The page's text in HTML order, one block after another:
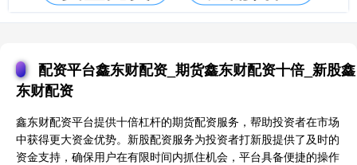
配资平台鑫东财配资_期货鑫东财配资十倍_新股鑫
东财配资
鑫东财配资平台提供十倍杠杆的期货配资服务，帮助投资者在市场
中获得更大资金优势。新股配资服务为投资者打新股提供了及时的
资金支持，确保用户在有限时间内抓住机会，平台具备便捷的操作